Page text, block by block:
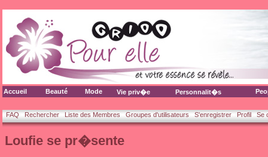
Accueil Beauté Mode Vie priv�e Personnalit�s
FAQ Rechercher Liste des Membres Groupes d'utilisateurs S'enregistrer Profil Se
Loufie se pr�sente